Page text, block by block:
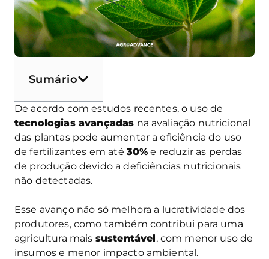
Sumário
De acordo com estudos recentes, o uso de
tecnologias avançadas na avaliação nutricional
das plantas pode aumentar a eficiência do uso
de fertilizantes em até 30% e reduzir as perdas
de produção devido a deficiências nutricionais
não detectadas.
Esse avanço não só melhora a lucratividade dos
produtores, como também contribui para uma
agricultura mais sustentável, com menor uso de
insumos e menor impacto ambiental.